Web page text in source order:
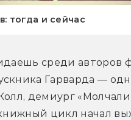
тогда и сейчас
среди авторов
Гарварда —
демиург
цикл начал